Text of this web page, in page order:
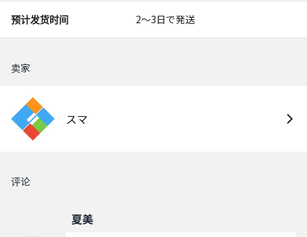
预计发货时间 2〜3日で発送
卖家
スマ
评论
夏美